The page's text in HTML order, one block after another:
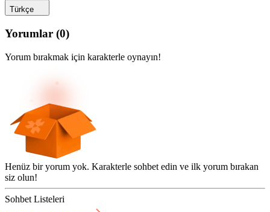
Türkçe
Yorumlar (0)
Yorum bırakmak için karakterle oynayın!
Henüz bir yorum yok. Karakterle sohbet edin ve ilk yorum bırakan
siz olun!
Sohbet Listeleri